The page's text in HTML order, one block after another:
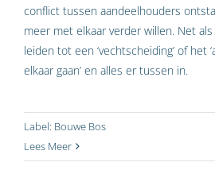
conflict tussen aandeelhouders
meer met elkaar verder willen. Net
leiden tot een ‘vechtscheiding’ of het
elkaar gaan’ en alles er tussen in.
Label: Bouwe Bos
Lees Meer